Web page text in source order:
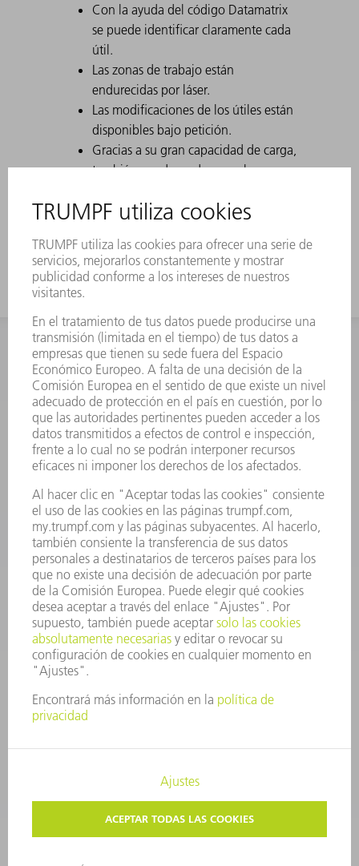
Con la ayuda del código Datamatrix
se puede identificar claramente cada
útil.
Las zonas de trabajo están
endurecidas por láser.
Las modificaciones de los útiles están
disponibles bajo petición.
Gracias a su gran capacidad de carga,
también es adecuada para chapas
Para las cajas altas se usa el útil con
INFORMACIÓN
Preguntas más frecuentes
Condiciones generales de venta
CONTACTO
Departamento de Repuestos
+34 91 657 36 70
Viernes de 8h – 17h
repuestos@es.trumpf.com
CONTACTO
Departamento de Utillaje
+34 91 657 36 69
Lunes a Jueves de 8h – 18h
Viernes de 8h – 17h
utillaje@trumpf.com
AVISO LEGAL
PROTECCIÓN DE DATOS
COPYRIGHT Y MARCA REGISTRADA
CONDICIONES DE USO